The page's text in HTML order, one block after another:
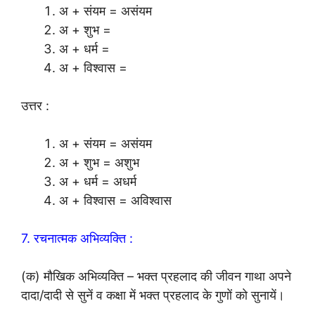
अ + संयम = असंयम
अ + शुभ =
अ + धर्म =
अ + विश्वास =
उत्तर :
अ + संयम = असंयम
अ + शुभ = अशुभ
अ + धर्म = अधर्म
अ + विश्वास = अविश्वास
7. रचनात्मक अभिव्यक्ति :
(क) मौखिक अभिव्यक्ति – भक्त प्रहलाद की जीवन गाथा अपने
दादा/दादी से सुनें व कक्षा में भक्त प्रहलाद के गुणों को सुनायें।